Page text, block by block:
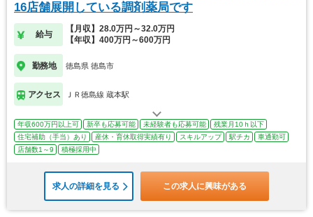
16店舗展開している調剤薬局です
給与
【月収】28.0万円～32.0万円
【年収】400万円～600万円
勤務地 徳島県 徳島市
アクセス ＪＲ徳島線 蔵本駅
年収600万円以上可 新卒も応募可能 未経験者も応募可能
残業月10ｈ以下
住宅補助（手当）あり
産休・育休取得実績有り スキルアップ 駅チカ
車通勤可
店舗数1～9
積極採用中
求人の詳細を見る この求人に興味がある